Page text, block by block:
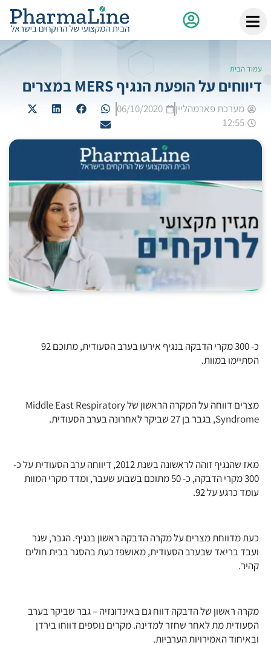
עמוד הבית
דיווחים על הופעת הנגיף MERS במצרים
מערכת פארמהליין
06/10/2020
12:55
כ- 300 מקרי הדבקה בנגיף אירעו בערב הסעודית, מתוכם 92
הסתיימו במוות.
מצרים דווחה על המקרה הראשון של Middle East Respiratory
Syndrome, בגבר בן 27 שביקר לאחרונה בערב הסעודית.
מאז שהנגיף זוהה לראשונה בשנת 2012, דיווחה ערב הסעודית על כ-
300 מקרי הדבקה, כ- 50 מתוכם בשבוע שעבר, ומדד מקרי המוות
עומד כרגע על 92.
כעת מדווחת מצרים על מקרה הדבקה ראשון בנגיף. הגבר, שגר
ועבד בריאד שבערב הסעודית, מאושפז כעת בהסגר בבית חולים
קהיר.
מקרה ראשון של הדבקה דווח גם באינדונזיה – גבר שביקר בערב
הסעודית מת לאחר שחזר למדינה. מקרים נוספים דווחו בירדן
ובאיחוד האמירויות הערביות.